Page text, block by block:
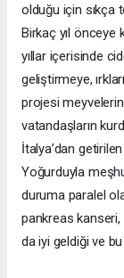
olduğu için sıkça
Birkaç yıl önceye
yıllar içerisinde
geliştirmeye,
projesi
vatandaşların
İtalya’dan
Yoğurduyla
duruma paralel
pankreas kanseri,
da iyi geldiği ve